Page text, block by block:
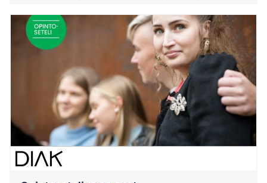
avoimia korkeakouluopintoja täysin maksutta.
Opintoseteli otetaan valtakunnallisesti käyttöön
huomenna 5.8.2026.